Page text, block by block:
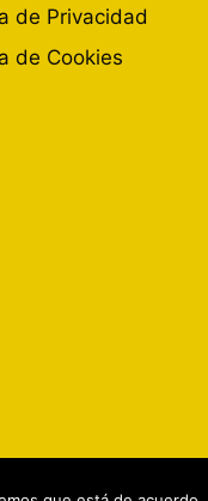
de Privacidad
de Cookies